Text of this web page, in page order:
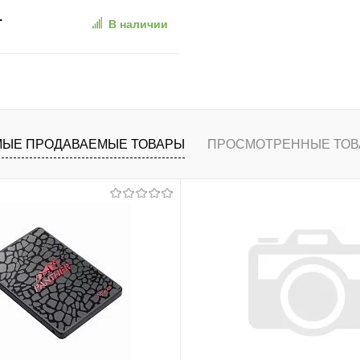
В наличии
К сравнению
ПРОДАВАЕМЫЕ ТОВАРЫ ПРОСМОТРЕННЫЕ